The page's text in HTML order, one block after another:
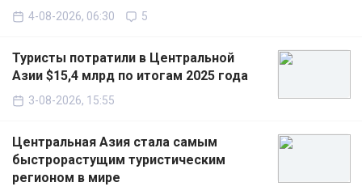
4-08-2026, 06:30 5
Туристы потратили в Центральной
Азии $15,4 млрд по итогам 2025 года
3-08-2026, 15:55
Центральная Азия стала самым
быстрорастущим туристическим
регионом в мире